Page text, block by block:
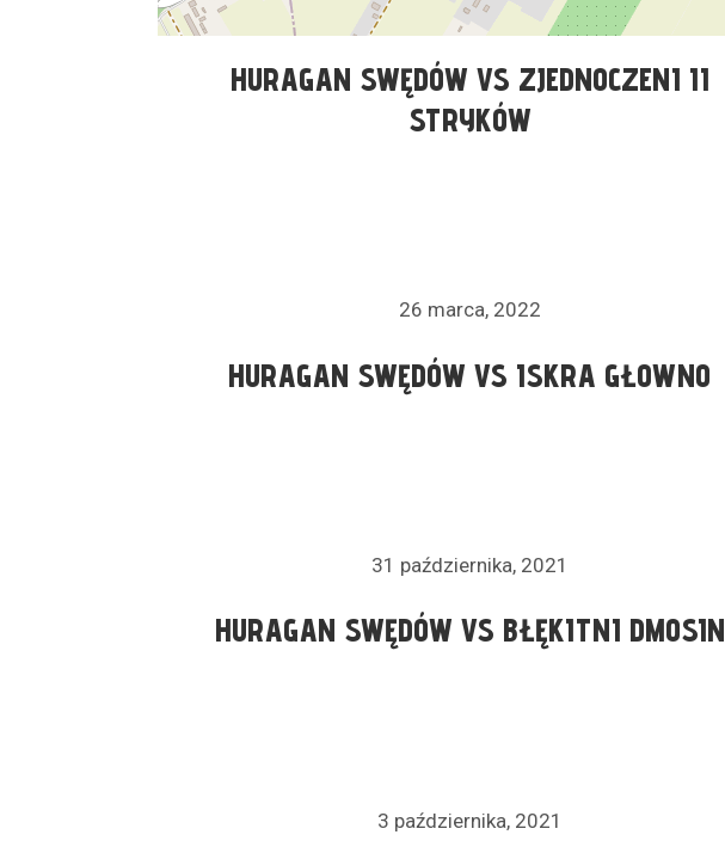
23 kwietnia, 2022
HURAGAN SWĘDÓW VS ZJEDNOCZENI II
STRYKÓW
26 marca, 2022
HURAGAN SWĘDÓW VS ISKRA GŁOWNO
31 października, 2021
HURAGAN SWĘDÓW VS BŁĘKITNI DMOSIN
3 października, 2021